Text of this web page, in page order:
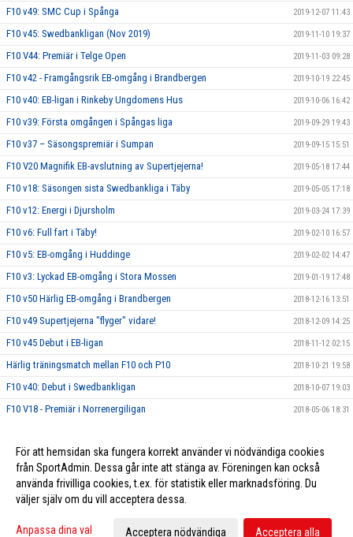
F10 v49: SMC Cup i Spånga 2019-12-07 11:43
F10 v45: Swedbankligan (Nov 2019) 2019-11-10 19:37
F10 V44: Premiär i Telge Open 2019-11-03 09:28
F10 v42 - Framgångsrik EB-omgång i Brandbergen 2019-10-19 22:45
F10 v40: EB-ligan i Rinkeby Ungdomens Hus 2019-10-06 16:42
F10 v39: Första omgången i Spångas liga 2019-09-29 19:43
F10 v37 – Säsongspremiär i Sumpan 2019-09-15 15:51
F10 V20 Magnifik EB-avslutning av Supertjejerna! 2019-05-18 17:44
F10 v18: Säsongen sista Swedbankliga i Täby 2019-05-05 17:18
F10 v12: Energi i Djursholm 2019-03-24 17:39
F10 v6: Full fart i Täby! 2019-02-10 16:57
F10 v5: EB-omgång i Huddinge 2019-02-02 14:47
F10 v3: Lyckad EB-omgång i Stora Mossen 2019-01-19 17:48
F10 v50 Härlig EB-omgång i Brandbergen 2018-12-16 13:51
F10 v49 Supertjejerna "flyger" vidare! 2018-12-09 14:25
F10 v45 Debut i EB-ligan 2018-11-12 02:15
Härlig träningsmatch mellan F10 och P10 2018-10-21 19:58
F10 v40: Debut i Swedbankligan 2018-10-07 19:03
F10 V18 - Premiär i Norrenergiligan 2018-05-06 18:31
F10 v12: Historisk matchdebut för supertjejerna! 2018-03-25 17:17
För att hemsidan ska fungera korrekt använder vi nödvändiga cookies
från SportAdmin. Dessa går inte att stänga av. Föreningen kan också
använda frivilliga cookies, t.ex. för statistik eller marknadsföring. Du
väljer själv om du vill acceptera dessa.
Anpassa dina val Acceptera nödvändiga Acceptera alla